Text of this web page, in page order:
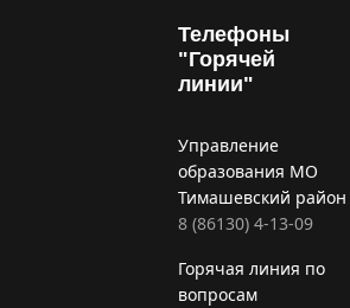
Телефоны
"Горячей
линии"
Управление
образования МО
Тимашевский район
8 (86130) 4-13-09
Горячая линия по
вопросам